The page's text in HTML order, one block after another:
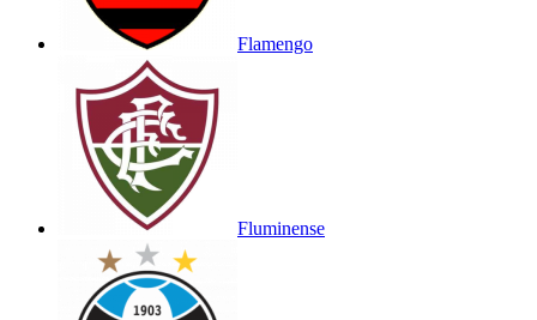
Flamengo
Fluminense